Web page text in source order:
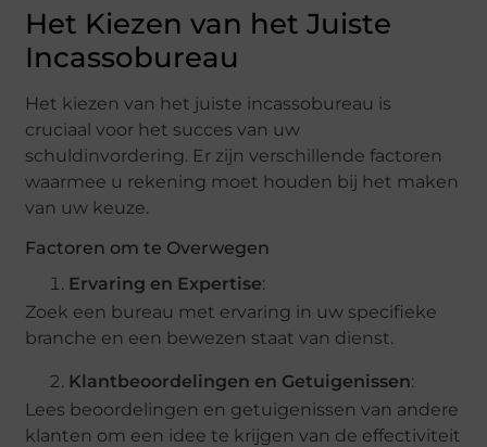
Het Kiezen van het Juiste
Incassobureau
Het kiezen van het juiste incassobureau is
cruciaal voor het succes van uw
schuldinvordering. Er zijn verschillende factoren
waarmee u rekening moet houden bij het maken
van uw keuze.
Factoren om te Overwegen
Ervaring en Expertise:
Zoek een bureau met ervaring in uw specifieke
branche en een bewezen staat van dienst.
Klantbeoordelingen en Getuigenissen:
Lees beoordelingen en getuigenissen van andere
klanten om een idee te krijgen van de effectiviteit